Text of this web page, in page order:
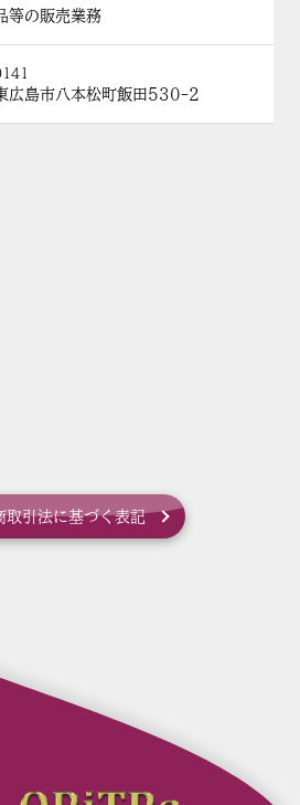
等の販売業務
広島市八本松町飯田530-2
取引法に基づく表記